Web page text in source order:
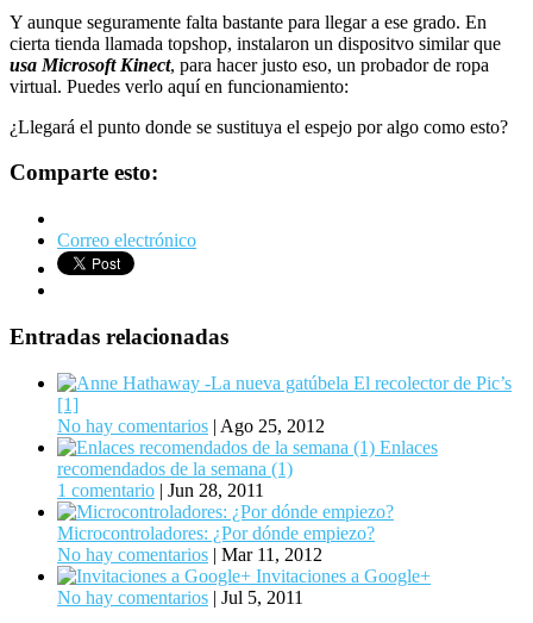
Y aunque seguramente falta bastante para llegar a ese grado. En
cierta tienda llamada topshop, instalaron un dispositvo similar que
usa Microsoft Kinect, para hacer justo eso, un probador de ropa
virtual. Puedes verlo aquí en funcionamiento:
¿Llegará el punto donde se sustituya el espejo por algo como esto?
Comparte esto:
Correo electrónico
Entradas relacionadas
El recolector de Pic’s
[1]
No hay comentarios | Ago 25, 2012
Enlaces
recomendados de la semana (1)
1 comentario | Jun 28, 2011
Microcontroladores: ¿Por dónde empiezo?
No hay comentarios | Mar 11, 2012
Invitaciones a Google+
No hay comentarios | Jul 5, 2011